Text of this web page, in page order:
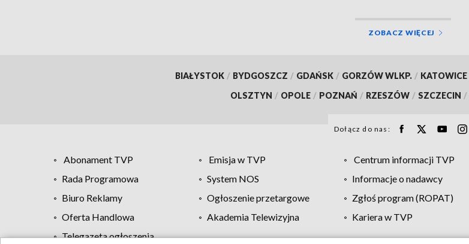
ZOBACZ WIĘCEJ
BIAŁYSTOK / BYDGOSZCZ / GDAŃSK / GORZÓW WLKP. / KATOWICE
OLSZTYN / OPOLE / POZNAŃ / RZESZÓW / SZCZECIN /
Dołącz do nas:
Abonament TVP Emisja w TVP Centrum informacji TVP
Rada Programowa
System NOS Informacje o nadawcy
Biuro Reklamy
Ogłoszenie przetargowe Zgłoś program (ROPAT)
Oferta Handlowa
Akademia Telewizyjna Kariera w TVP
Telegazeta ogłoszenia